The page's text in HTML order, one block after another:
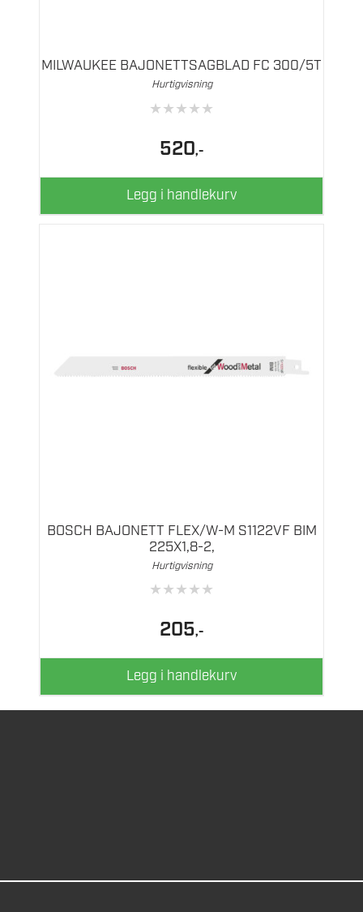
MILWAUKEE BAJONETTSAGBLAD FC 300/5T
Hurtigvisning
★★★★★
520,-
Legg i handlekurv
BOSCH BAJONETT FLEX/W-M S1122VF BIM
225X1,8-2,
Hurtigvisning
★★★★★
205,-
Legg i handlekurv